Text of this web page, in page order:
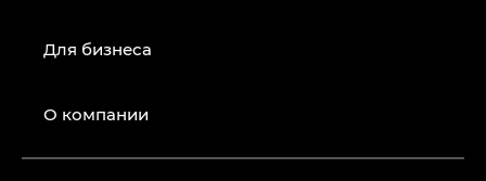
Для бизнеса
О компании